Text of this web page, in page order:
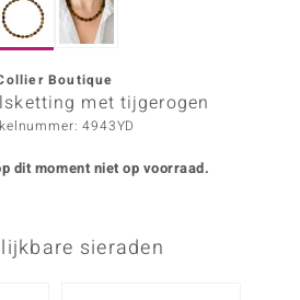
Boutique
met tijgerogen
4943YD
dit moment niet op voorraad.
sieraden